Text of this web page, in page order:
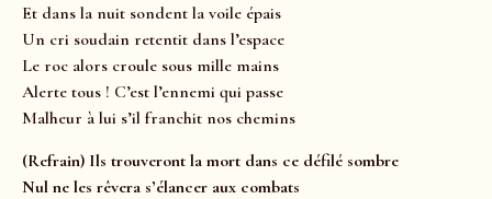
Et dans la nuit sondent la voile épais
Un cri soudain retentit dans l’espace
Le roc alors croule sous mille mains
Alerte tous ! C’est l’ennemi qui passe
Malheur à lui s’il franchit nos chemins
(Refrain) Ils trouveront la mort dans ce défilé sombre
Nul ne les rêvera s’élancer aux combats